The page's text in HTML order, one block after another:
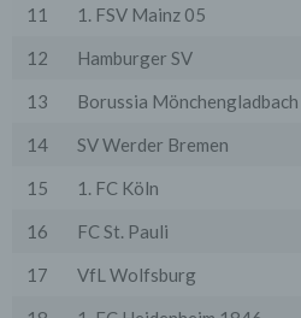
11
1. FSV Mainz 05
12
Hamburger SV
13
Borussia Mönchengladbach
14
SV Werder Bremen
15
1. FC Köln
16
FC St. Pauli
17
VfL Wolfsburg
Optimierung und Sicherung
- Die Gewährleistung eines
wenn dies für
Zwecke, wenn diese
zu erfüllen (z.B.
Bei der Kontaktaufnahme mit
oder Email) werden die